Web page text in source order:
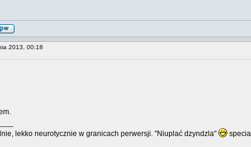
2013, 00:18
lekko neurotycznie w granicach perwersji. "Niuplać dzyndzla"